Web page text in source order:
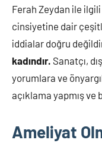
Ferah Zeydan ile
cinsiyetine dair
iddialar doğru
kadındır. Sanatçı,
yorumlara ve
açıklama yapmış ve
Ameliyat